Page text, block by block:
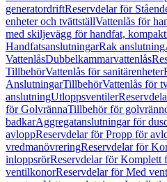
generatordriftReservdelar för
enheter och tvättställVattenlås för
med skiljevägg för handfat,
HandfatsanslutningarRak anslutning
VattenlåsDubbelkammarvattenlås
TillbehörVattenlås för sanitärenheter
AnslutningarTillbehörVattenlås för
anslutningUtloppsventiler
för GolvrännaTillbehör för
badkarAggregatanslutningar för
avloppReservdelar för Propp för
vredmanövreringReservdelar för
inloppsrörReservdelar för Komplett
ventilkonorReservdelar för Med